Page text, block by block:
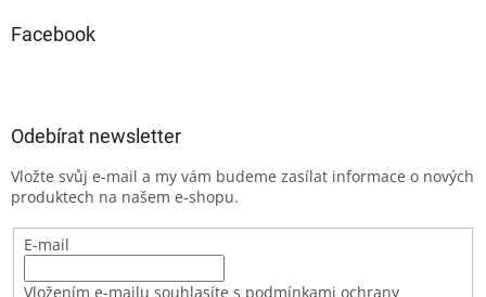
Facebook
Odebírat newsletter
Vložte svůj e-mail a my vám budeme zasílat informace o nových
produktech na našem e-shopu.
E-mail
Vložením e-mailu souhlasíte s podmínkami ochrany